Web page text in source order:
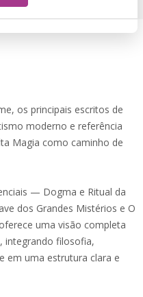
os principais escritos de
moderno e referência
Magia como caminho de
— Dogma e Ritual da
dos Grandes Mistérios e O
uma visão completa
integrando filosofia,
em uma estrutura clara e